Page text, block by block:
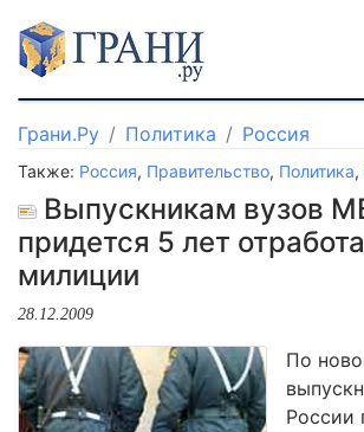
Грани.Ру Политика Россия
Также: Россия, Правительство, Политика,
Выпускникам вузов
придется 5 лет
милиции
28.12.2009
По
России